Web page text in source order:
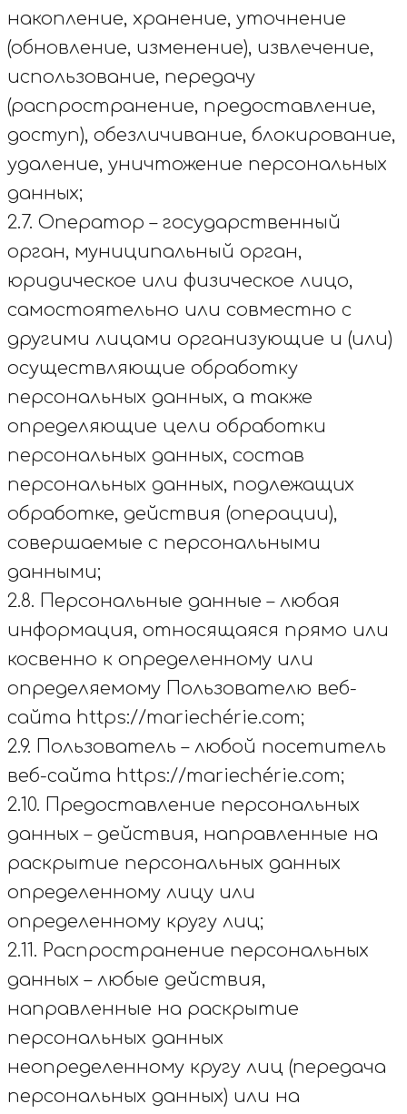
накопление, хранение, уточнение
(обновление, изменение), извлечение,
использование, передачу
(распространение, предоставление,
доступ), обезличивание, блокирование,
удаление, уничтожение персональных
данных;
2.7. Оператор – государственный
орган, муниципальный орган,
юридическое или физическое лицо,
самостоятельно или совместно с
другими лицами организующие и (или)
осуществляющие обработку
персональных данных, а также
определяющие цели обработки
персональных данных, состав
персональных данных, подлежащих
обработке, действия (операции),
совершаемые с персональными
данными;
2.8. Персональные данные – любая
информация, относящаяся прямо или
косвенно к определенному или
определяемому Пользователю веб-
сайта https://mariechérie.com;
2.9. Пользователь – любой посетитель
веб-сайта https://mariechérie.com;
2.10. Предоставление персональных
данных – действия, направленные на
раскрытие персональных данных
определенному лицу или
определенному кругу лиц;
2.11. Распространение персональных
данных – любые действия,
направленные на раскрытие
персональных данных
неопределенному кругу лиц (передача
персональных данных) или на